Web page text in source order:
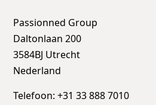
Passionned Group
Daltonlaan 200
3584BJ Utrecht
Nederland
Telefoon: +31 33 888 7010